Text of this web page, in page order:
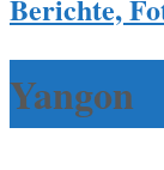
Berichte,
Yangon